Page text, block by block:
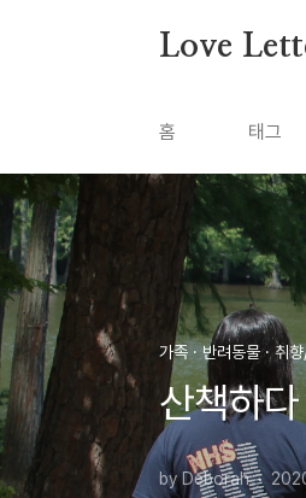
Love
홈 태그
가족 · 반려동물 · 취
산책하다
by Deborah